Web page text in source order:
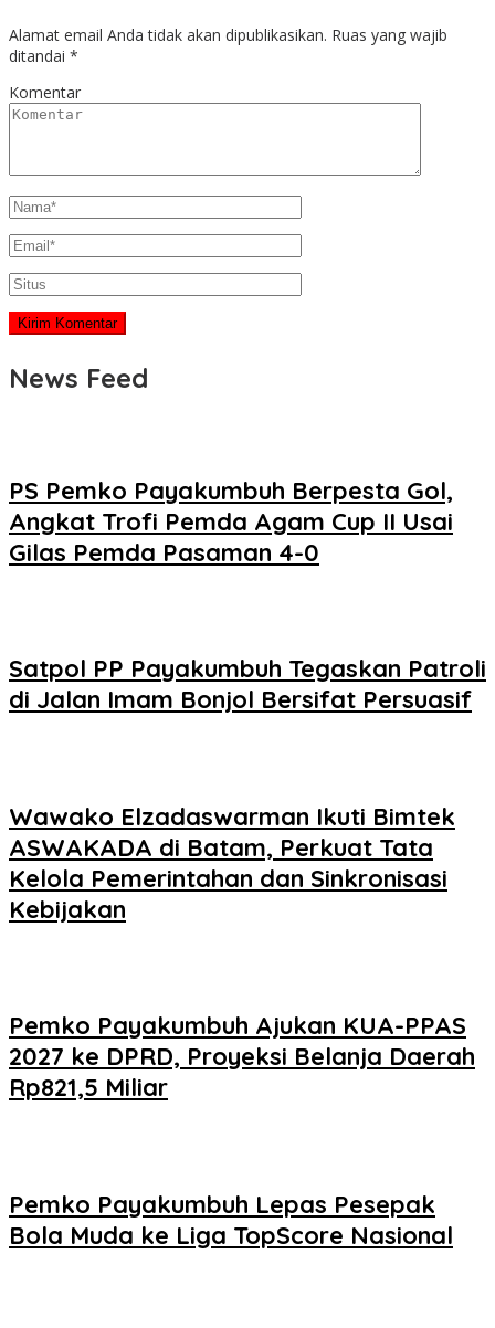
Alamat email Anda tidak akan dipublikasikan. Ruas yang wajib
ditandai *
Komentar
News Feed
PS Pemko Payakumbuh Berpesta Gol,
Angkat Trofi Pemda Agam Cup II Usai
Gilas Pemda Pasaman 4-0
Satpol PP Payakumbuh Tegaskan Patroli
di Jalan Imam Bonjol Bersifat Persuasif
Wawako Elzadaswarman Ikuti Bimtek
ASWAKADA di Batam, Perkuat Tata
Kelola Pemerintahan dan Sinkronisasi
Kebijakan
Pemko Payakumbuh Ajukan KUA-PPAS
2027 ke DPRD, Proyeksi Belanja Daerah
Rp821,5 Miliar
Pemko Payakumbuh Lepas Pesepak
Bola Muda ke Liga TopScore Nasional